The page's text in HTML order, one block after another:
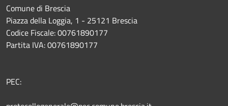
Comune di Brescia
Piazza della Loggia, 1 - 25121 Brescia
Codice Fiscale: 00761890177
Partita IVA: 00761890177
PEC: